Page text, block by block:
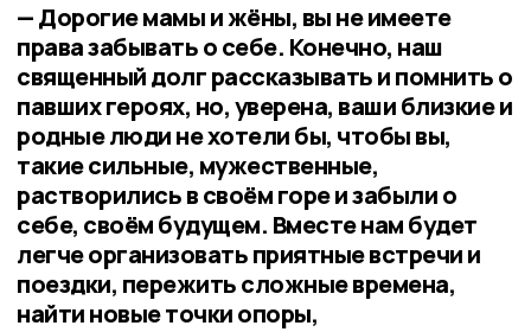
— Дорогие мамы и жёны, вы не имеете
права забывать о себе. Конечно, наш
священный долг рассказывать и помнить о
павших героях, но, уверена, ваши близкие и
родные люди не хотели бы, чтобы вы,
такие сильные, мужественные,
растворились в своём горе и забыли о
себе, своём будущем. Вместе нам будет
легче организовать приятные встречи и
поездки, пережить сложные времена,
найти новые точки опоры,